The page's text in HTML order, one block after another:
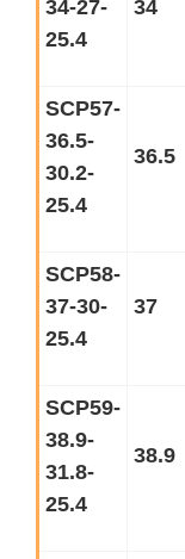
34-27-
25.4
34
SCP57-
36.5-
30.2-
25.4
36.5
SCP58-
37-30-
25.4
37
SCP59-
38.9-
31.8-
25.4
38.9